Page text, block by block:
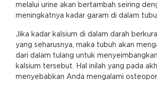
melalui urine akan bertambah seiring
meningkatnya kadar garam di dalam
Jika kadar kalsium di dalam darah
yang seharusnya, maka tubuh akan
dari dalam tulang untuk
kalsium tersebut. Hal inilah yang pada
menyebabkan Anda mengalami